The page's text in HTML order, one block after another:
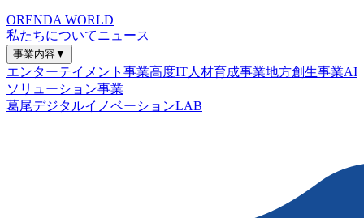
ORENDA WORLD
私たちについてニュース
事業内容▼
エンターテイメント事業高度IT人材育成事業地方創生事業AI
ソリューション事業
葛尾デジタルイノベーションLAB